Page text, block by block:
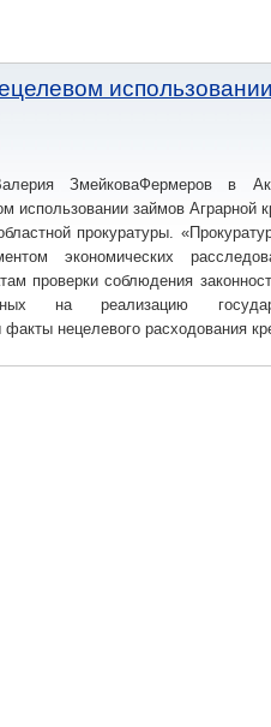
ЗмейковаФермеров в
использовании займов Аграрной
прокуратуры.
экономических
проверки соблюдения
на реализацию
нецелевого расходования